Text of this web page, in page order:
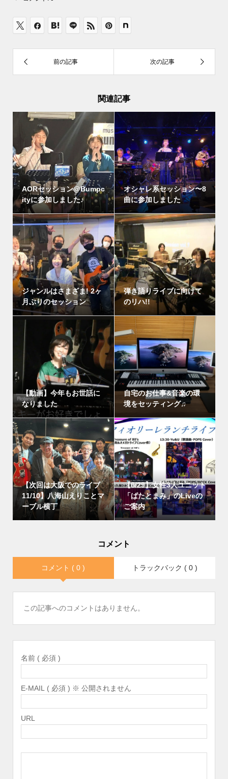
関連記事
AORセッション@Bumpc
ityに参加しました♪
オシャレ系セッション〜8
曲に参加しました
ジャンルはさまざま! 2ヶ
月ぶりのセッション
弾き語りライブに向けて
のリハ!!
【動画】今年もお世話に
なりました
自宅のお仕事&音楽の環
境をセッティング♫
【次回は大阪でのライブ
11/10】八海山えりことマ
ーブル横丁
【6/29】女性3人ユニット
「ぱたとまみ」のLiveの
ご案内
コメント
コメント ( 0 ) トラックバック ( 0 )
この記事へのコメントはありません。
名前 ( 必須 )
E-MAIL ( 必須 ) ※ 公開されません
URL